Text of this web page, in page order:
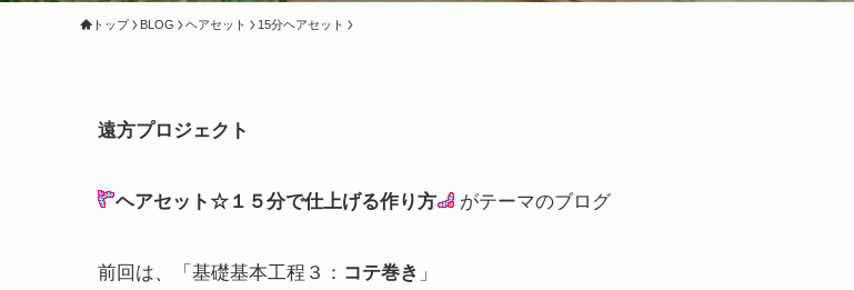
トップ BLOG ヘアセット 15分ヘアセット
遠方プロジェクト
ヘアセット☆１５分で仕上げる作り方 がテーマのブログ
前回は、「基礎基本工程３： コテ巻き 」